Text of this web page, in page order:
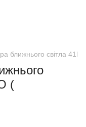
ближнього світла
(